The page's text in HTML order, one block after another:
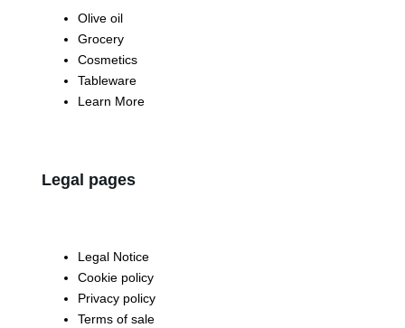
Olive oil
Grocery
Cosmetics
Tableware
Learn More
Legal pages
Legal Notice
Cookie policy
Privacy policy
Terms of sale